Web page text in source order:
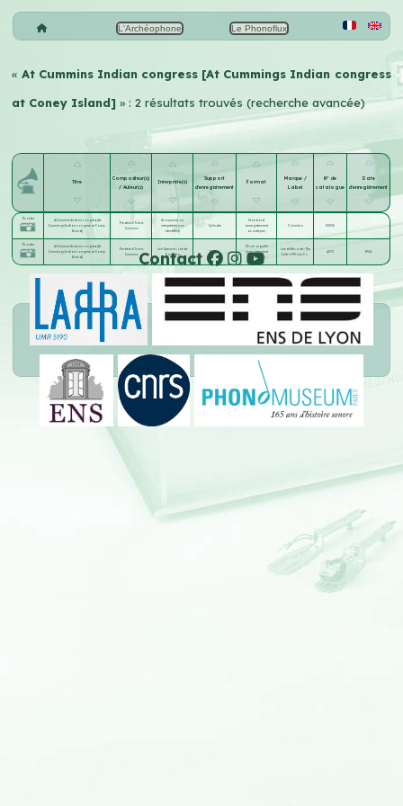
L'Archéophone Le Phonoflux
« At Cummins Indian congress [At Cummings Indian congress
at Coney Island]» : 2 résultats trouvés (recherche avancée)
Titre
Compositeur(s)
/ Auteur(s)
Interprète(s)
Support
d'enregistrement
Format
Marque /
Label
N° de
catalogue
Date
d'enregistrement
Écouter
At Cummins Indian congress [At
Cummings Indian congress at Coney
Island]
Frederick Travis
Cummins
Anonyme(s) ou
interprète(s) non
identifié(s)
Cylindre
Standard
(enregistrement
acoustique)
Columbia 32302
Écouter
At Cummins Indian congress [At
Cummings Indian congress at Coney
Island]
Frederick Travis
Cummins
Len Spencer;
Leeds
Orchestra
Disque
25 cm aiguille
(enregistrement
acoustique)
Leeds Records - The
Talk-o-Phone Co.
4072 1904
Contact